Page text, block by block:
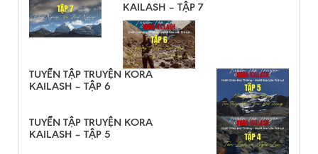
KAILASH – TẬP 7
TUYỂN TẬP TRUYỆN KORA
KAILASH – TẬP 6
TUYỂN TẬP TRUYỆN KORA
KAILASH – TẬP 5